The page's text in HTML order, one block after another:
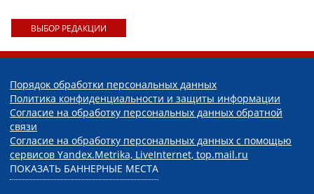
ВЫБОР РЕДАКЦИИ
Порядок обработки персональных данных
Политика конфиденциальности и защиты информации
Согласие на обработку персональных данных обратной
связи
Согласие на обработку персональных данных с помощью
сервисов Yandex.Metrika, LiveInternet, top.mail.ru
ПОКАЗАТЬ БАННЕРНЫЕ МЕСТА